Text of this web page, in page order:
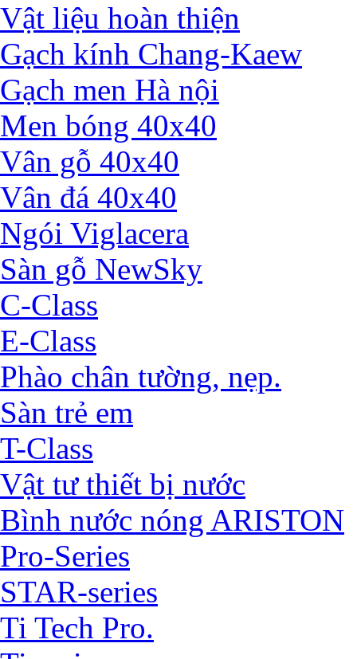
Vật liệu hoàn thiện
Gạch kính Chang-Kaew
Gạch men Hà nội
Men bóng 40x40
Vân gỗ 40x40
Vân đá 40x40
Ngói Viglacera
Sàn gỗ NewSky
C-Class
E-Class
Phào chân tường, nẹp.
Sàn trẻ em
T-Class
Vật tư thiết bị nước
Bình nước nóng ARISTON
Pro-Series
STAR-series
Ti Tech Pro.